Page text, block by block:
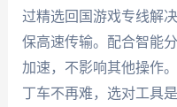
过精选回国游戏专线解
保高速传输。配合智能
加速，不影响其他操作
丁车不再难，选对工具是